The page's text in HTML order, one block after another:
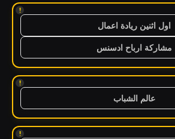
!
اول اثنين ريادة اعمال
مشاركة ارباح ادسنس
!
عالم الشباب
!